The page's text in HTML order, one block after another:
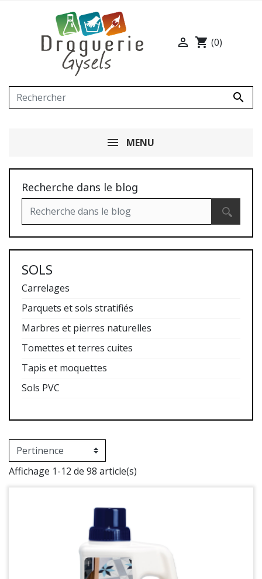

 shopping_cart (0)
MENU
Recherche dans le blog
SOLS
Carrelages
Parquets et sols stratifiés
Marbres et pierres naturelles
Tomettes et terres cuites
Tapis et moquettes
Sols PVC
Affichage 1-12 de 98 article(s)